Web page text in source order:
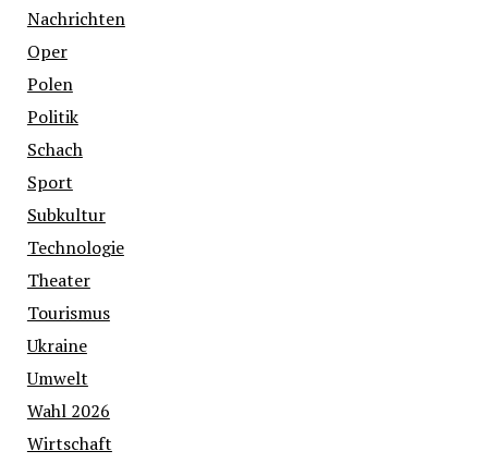
Nachrichten
Oper
Polen
Politik
Schach
Sport
Subkultur
Technologie
Theater
Tourismus
Ukraine
Umwelt
Wahl 2026
Wirtschaft